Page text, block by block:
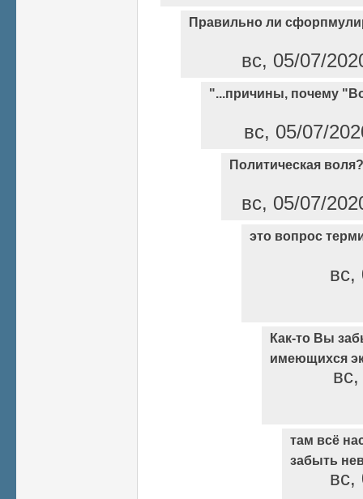
Правильно ли
вс, 05/07/
"...причины, почему
вс, 05/07/
Политическая воля?
вс, 05/07/
это вопрос
вс,
Как-то Вы
имеющихся
там всё
забыть
вс,